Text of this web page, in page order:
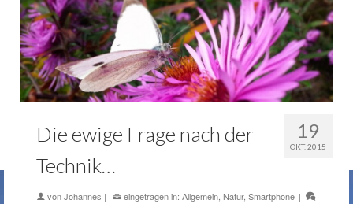
19
OKT. 2015
Die ewige Frage nach der
Technik…
vonJohannes | eingetragen in: Allgemein, Natur, Smartphone |